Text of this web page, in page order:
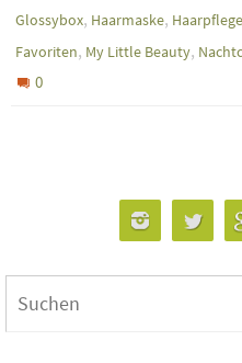
Glossybox, Haarmaske, Haarpflege
Favoriten, My Little Beauty,
0